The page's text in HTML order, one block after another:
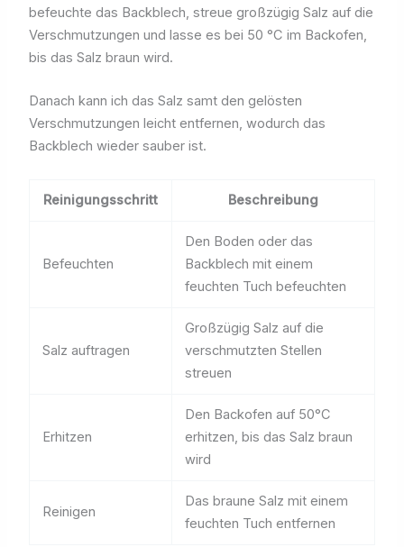
befeuchte das Backblech, streue großzügig Salz auf die
Verschmutzungen und lasse es bei 50 °C im Backofen,
bis das Salz braun wird.
Danach kann ich das Salz samt den gelösten
Verschmutzungen leicht entfernen, wodurch das
Backblech wieder sauber ist.
Reinigungsschritt Beschreibung
Befeuchten
Den Boden oder das
Backblech mit einem
feuchten Tuch befeuchten
Salz auftragen
Großzügig Salz auf die
verschmutzten Stellen
streuen
Erhitzen
Den Backofen auf 50°C
erhitzen, bis das Salz braun
wird
Reinigen
Das braune Salz mit einem
feuchten Tuch entfernen